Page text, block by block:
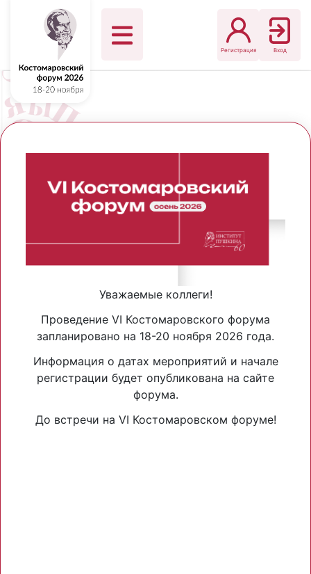
Регистрация Вход
Уважаемые коллеги!
Проведение VI Костомаровского форума
запланировано на 18-20 ноября 2026 года.
Информация о датах мероприятий и начале
регистрации будет опубликована на сайте
форума.
До встречи на VI Костомаровском форуме!